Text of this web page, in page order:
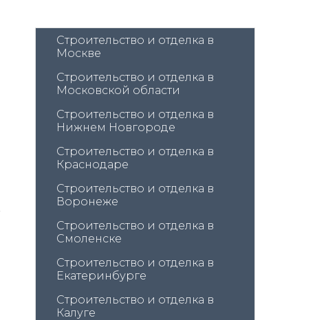
Строительство и отделка в
Москве
Строительство и отделка в
Московской области
Строительство и отделка в
Нижнем Новгороде
Строительство и отделка в
Краснодаре
Строительство и отделка в
Воронеже
Строительство и отделка в
Смоленске
Строительство и отделка в
Екатеринбурге
Строительство и отделка в
Калуге